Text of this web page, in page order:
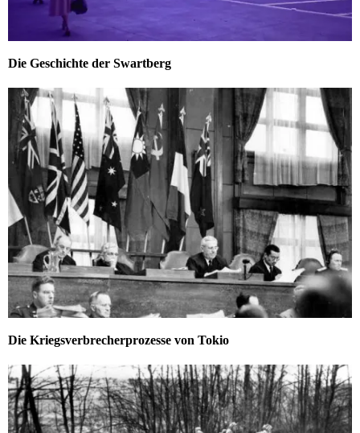
Die Geschichte der Swartberg
Die Kriegsverbrecherprozesse von Tokio